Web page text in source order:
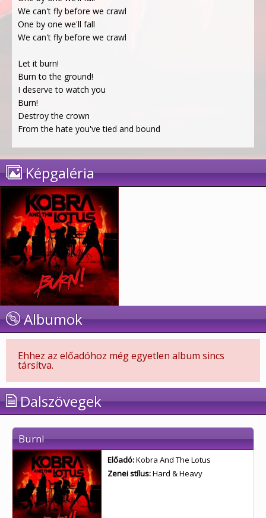
We can't fly before we crawl
One by one we'll fall
We can't fly before we crawl
Let it burn!
Burn to the ground!
I deserve to watch you
Burn!
Destroy the crown
From the hate you've tied and bound
Képgaléria
Albumok
Ehhez az előadóhoz még egyetlen album sincs
társítva.
Dalszövegek
Burn!
Előadó:Kobra And The Lotus
Zenei stílus:Hard & Heavy